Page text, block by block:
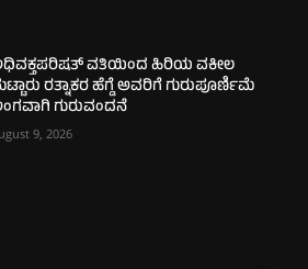
ವತಿಯಿಂದ ಹಿರಿಯ ವಕೀಲ
ರತ್ನಾಕರ ಹೆಗ್ಡೆ ಅವರಿಗೆ ಗುರುಪೂರ್ಣಿಮೆ
ಗುರುವಂದನೆ
9, 2026